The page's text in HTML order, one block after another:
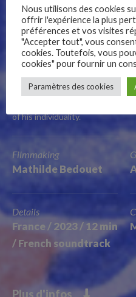
7+
It’s the interminable “15th of
trapped by the tide. Distressed
of his individuality.
Filmmaking
Mathilde Bedouet
Details
France / 2023 / 12 min
/ French soundtrack
Plus d'infos
Nous utilisons des cookies
offrir l'expérience la plus
préférences et vos visites
"Accepter tout", vous
cookies. Toutefois, vous
cookies" pour fournir un
Paramètres des cookies